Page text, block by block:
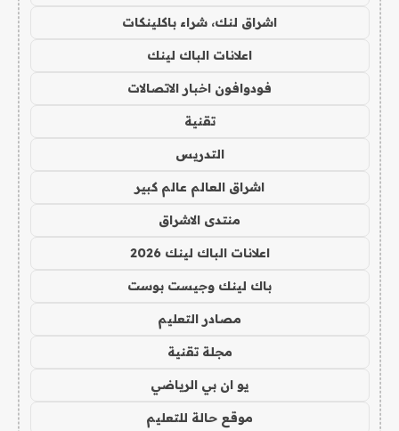
اشراق لنك، شراء باكلينكات
اعلانات الباك لينك
فودوافون اخبار الاتصالات
تقنية
التدريس
اشراق العالم عالم كبير
منتدى الاشراق
اعلانات الباك لينك 2026
باك لينك وجيست بوست
مصادر التعليم
مجلة تقنية
يو ان بي الرياضي
موقع حالة للتعليم